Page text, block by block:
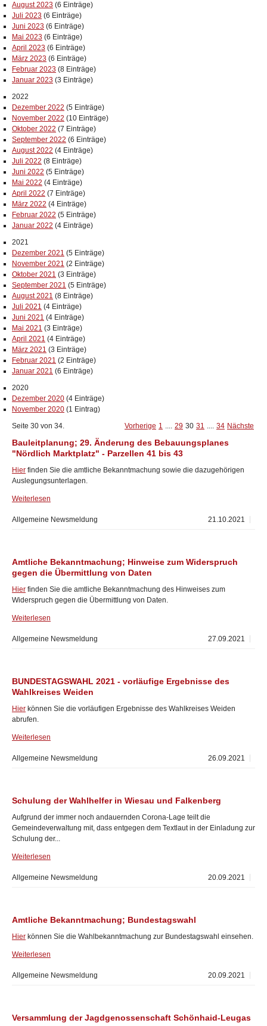
August 2023 (6 Einträge)
Juli 2023 (6 Einträge)
Juni 2023 (6 Einträge)
Mai 2023 (6 Einträge)
April 2023 (6 Einträge)
März 2023 (6 Einträge)
Februar 2023 (8 Einträge)
Januar 2023 (3 Einträge)
2022
Dezember 2022 (5 Einträge)
November 2022 (10 Einträge)
Oktober 2022 (7 Einträge)
September 2022 (6 Einträge)
August 2022 (4 Einträge)
Juli 2022 (8 Einträge)
Juni 2022 (5 Einträge)
Mai 2022 (4 Einträge)
April 2022 (7 Einträge)
März 2022 (4 Einträge)
Februar 2022 (5 Einträge)
Januar 2022 (4 Einträge)
2021
Dezember 2021 (5 Einträge)
November 2021 (2 Einträge)
Oktober 2021 (3 Einträge)
September 2021 (5 Einträge)
August 2021 (8 Einträge)
Juli 2021 (4 Einträge)
Juni 2021 (4 Einträge)
Mai 2021 (3 Einträge)
April 2021 (4 Einträge)
März 2021 (3 Einträge)
Februar 2021 (2 Einträge)
Januar 2021 (6 Einträge)
2020
Dezember 2020 (4 Einträge)
November 2020 (1 Eintrag)
Seite 30 von 34.
Vorherige 1 .... 29 30 31 .... 34 Nächste
Bauleitplanung; 29. Änderung des Bebauungsplanes
"Nördlich Marktplatz" - Parzellen 41 bis 43
Hier finden Sie die amtliche Bekanntmachung sowie die dazugehörigen
Auslegungsunterlagen.
Weiterlesen
21.10.2021
Allgemeine Newsmeldung
Amtliche Bekanntmachung; Hinweise zum Widerspruch
gegen die Übermittlung von Daten
Hier finden Sie die amtliche Bekanntmachung des Hinweises zum
Widerspruch gegen die Übermittlung von Daten.
Weiterlesen
27.09.2021
Allgemeine Newsmeldung
BUNDESTAGSWAHL 2021 - vorläufige Ergebnisse des
Wahlkreises Weiden
Hier können Sie die vorläufigen Ergebnisse des Wahlkreises Weiden
abrufen.
Weiterlesen
26.09.2021
Allgemeine Newsmeldung
Schulung der Wahlhelfer in Wiesau und Falkenberg
Aufgrund der immer noch andauernden Corona-Lage teilt die
Gemeindeverwaltung mit, dass entgegen dem Textlaut in der Einladung zur
Schulung der...
Weiterlesen
20.09.2021
Allgemeine Newsmeldung
Amtliche Bekanntmachung; Bundestagswahl
Hier können Sie die Wahlbekanntmachung zur Bundestagswahl einsehen.
Weiterlesen
20.09.2021
Allgemeine Newsmeldung
Versammlung der Jagdgenossenschaft Schönhaid-Leugas